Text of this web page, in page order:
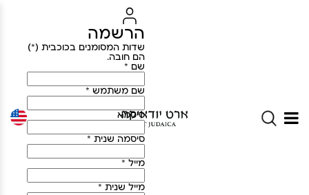
הרשמה
שדות המסומנים בכוכבית (*)
הם חובה.
שם *
שם משתמש *
סיסמא
סיסמה שנית *
מייל *
מייל שנית *